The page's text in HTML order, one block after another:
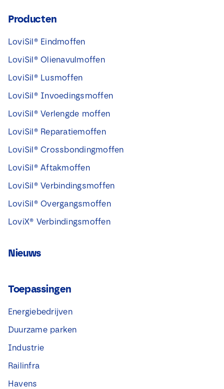
Producten
LoviSil® Eindmoffen
LoviSil® Olienavulmoffen
LoviSil® Lusmoffen
LoviSil® Invoedingsmoffen
LoviSil® Verlengde moffen
LoviSil® Reparatiemoffen
LoviSil® Crossbondingmoffen
LoviSil® Aftakmoffen
LoviSil® Verbindingsmoffen
LoviSil® Overgangsmoffen
LoviX® Verbindingsmoffen
Nieuws
Toepassingen
Energiebedrijven
Duurzame parken
Industrie
Railinfra
Havens